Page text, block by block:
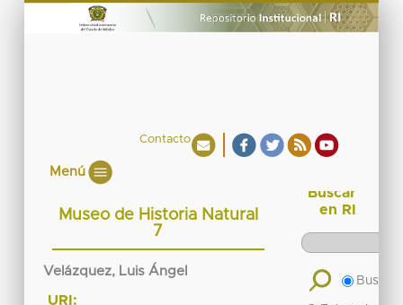
Contacto
Menú
Museo de Historia Natural
7
Velázquez, Luis Ángel
URI:
Buscar
en RI
Buscar